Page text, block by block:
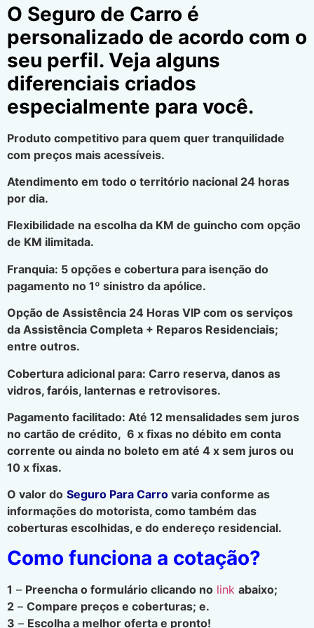
O Seguro de Carro é
personalizado de acordo com o
seu perfil. Veja alguns
diferenciais criados
especialmente para você.
Produto competitivo para quem quer tranquilidade
com preços mais acessíveis.
Atendimento em todo o território nacional 24 horas
por dia.
Flexibilidade na escolha da KM de guincho com opção
de KM ilimitada.
Franquia: 5 opções e cobertura para isenção do
pagamento no 1º sinistro da apólice.
Opção de Assistência 24 Horas VIP com os serviços
da Assistência Completa + Reparos Residenciais;
entre outros.
Cobertura adicional para: Carro reserva, danos as
vidros, faróis, lanternas e retrovisores.
Pagamento facilitado: Até 12 mensalidades sem juros
no cartão de crédito, 6 x fixas no débito em conta
corrente ou ainda no boleto em até 4 x sem juros ou
10 x fixas.
O valor do Seguro Para Carro varia conforme as
informações do motorista, como também das
coberturas escolhidas, e do endereço residencial.
Como funciona a cotação?
1 – Preencha o formulário clicando no link abaixo;
2 – Compare preços e coberturas; e.
3 – Escolha a melhor oferta e pronto!